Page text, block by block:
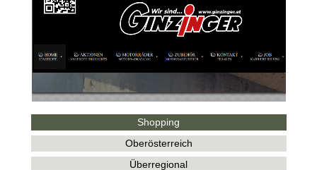
Shopping
Oberösterreich
Überregional